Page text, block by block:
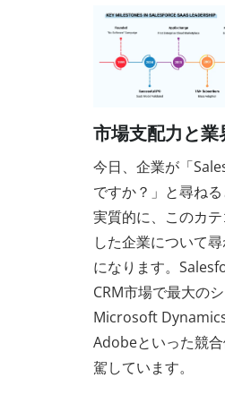
市場支配力と業
今日、企業が「
ですか？」と尋ね
実質的に、このカ
した企業について
になります。
CRM市場で最大のシ
Microsoft Dynamics
Adobeといった競
駕しています。